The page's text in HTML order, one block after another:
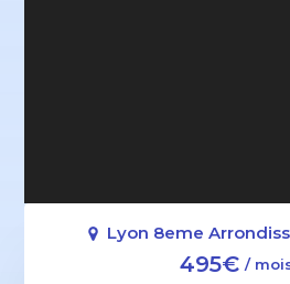
Lyon 8eme
495€ /